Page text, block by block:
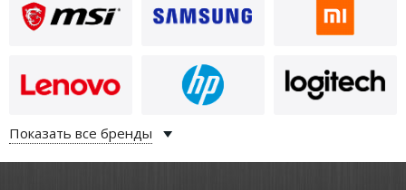
Показать все бренды